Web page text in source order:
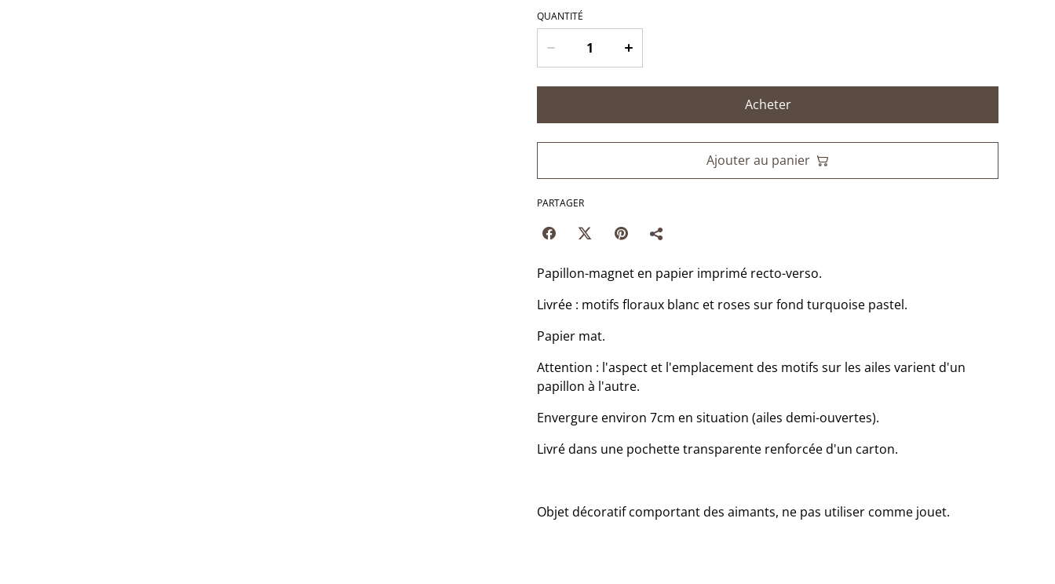
QUANTITÉ
Acheter
Ajouter au panier
PARTAGER
Papillon-magnet en papier imprimé recto-verso.
Livrée : motifs floraux blanc et roses sur fond turquoise pastel.
Papier mat.
Attention : l'aspect et l'emplacement des motifs sur les ailes varient d'un
papillon à l'autre.
Envergure environ 7cm en situation (ailes demi-ouvertes).
Livré dans une pochette transparente renforcée d'un carton.
Objet décoratif comportant des aimants, ne pas utiliser comme jouet.